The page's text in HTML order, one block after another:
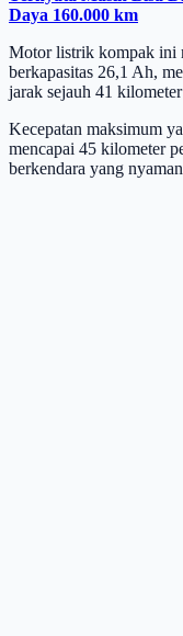
Daya 160.000 km
Motor listrik kompak ini
berkapasitas 26,1 Ah,
jarak sejauh 41
Kecepatan maksimum
mencapai 45 kilometer
berkendara yang